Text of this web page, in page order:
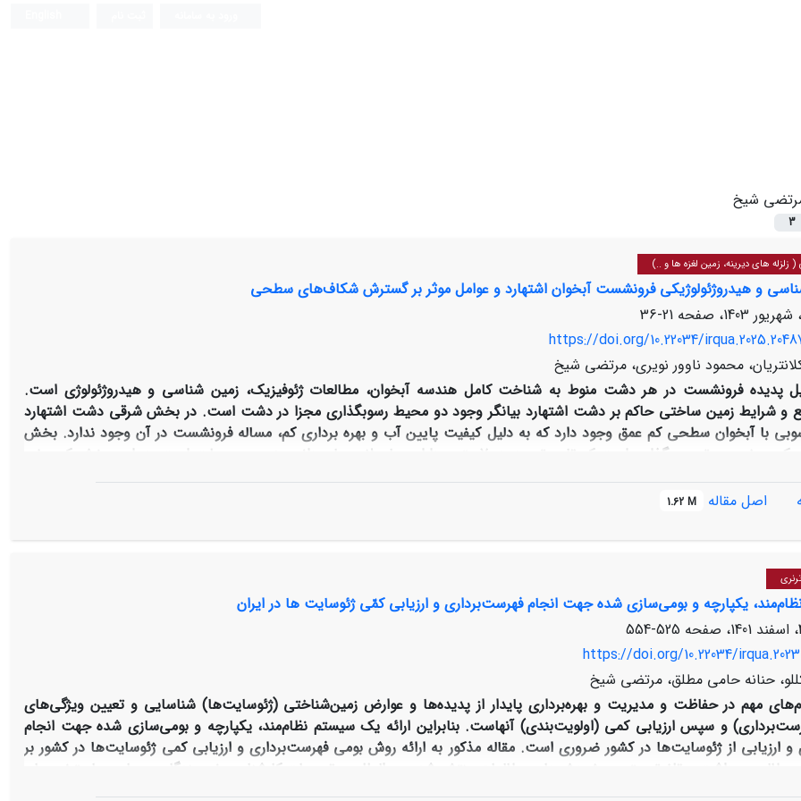
شیخ
3
زلزله های دیرینه، زمین لغزه ها و ..)
و هیدروژئولوژیکی فرونشست آبخوان اشتهارد و عوامل موثر بر گسترش شکاف‌های سطحی
21-36
https://doi.org/10.22034/
محمود ناوور نویری، مرتضی شیخ
پدیده فرونشست در هر دشت منوط به شناخت کامل هندسه آبخوان، مطالعات ژئوفیزیک، زمین شناسی و هیدروژئولوژی است.
و شرایط زمین ساختی حاکم بر دشت اشتهارد بیانگر وجود دو محیط رسوبگذاری مجزا در دشت است. در بخش شرقی دشت اشتهارد
با آبخوان سطحی کم عمق وجود دارد که به دلیل کیفیت پایین آب و بهره برداری کم، مساله فرونشست در آن وجود ندارد. بخش
غربی اشتهارد یک حوضه عمیق رسوبگذاری است که تا عمق حدود 70 متری دارای میان لایه های دانه ریز رس و سیلت است. در این بخش که سفره
عمیق است بهره برداری از سال 1365 تا کنون بسیار زیاد بوده است و تا 40 متر تراز آب زیرزمینی پایین آمده است تا جاییکه این تغییر تراز در مجاورت
منجر به برعکس شدن شیب هیدرولیکی و از بین رفتن تعادل سفره آب زیرزمینی شده است. مطالعات مکانیک خاک انجام شده
°
50 عرض شرقی) به دلیل ویژگی های خاک شناسی و رسوب شناسی منطقه است که تحت تاثیر رخدادهای اقلیمی گسترش یافته
اصل مقاله 1.62 M
یکپارچه و بومی‌سازی شده جهت انجام فهرست‌برداری و ارزیابی کمّی ژئوسایت ها در ایران
525-554
https://doi.org/10.22034/
حنانه حامی مطلق، مرتضی شیخ
مهم در حفاظت و مدیریت و بهره‌برداری پایدار از پدیده‌ها و عوارض زمین‌شناختی (ژئوسایت‌ها) شناسایی و تعیین ویژگی‌های
و سپس ارزیابی کمی (اولویت‌بندی) آنهاست. بنابراین ارائه یک سیستم نظام‌مند، یکپارچه و بومی‌سازی شده جهت انجام
و ارزیابی از ژئوسایت‌ها در کشور ضروری است. مقاله مذکور به ارائه روش بومی فهرست‌برداری و ارزیابی کمی ژئوسایت‌ها در کشور بر
برداشت و تلفیق بهترین پژوهش‌ها و مطالعات منتشر شده بین‌المللی و تجربیات کارشناسی نویسندگان، مصاحبه با متخصصان
در کشور پرداخته است. در این پژوهش با مطالعه و بررسی مطالعات پیشین در زمینه ارزیابی ژئوسایت‌ها، روش‌های برتر